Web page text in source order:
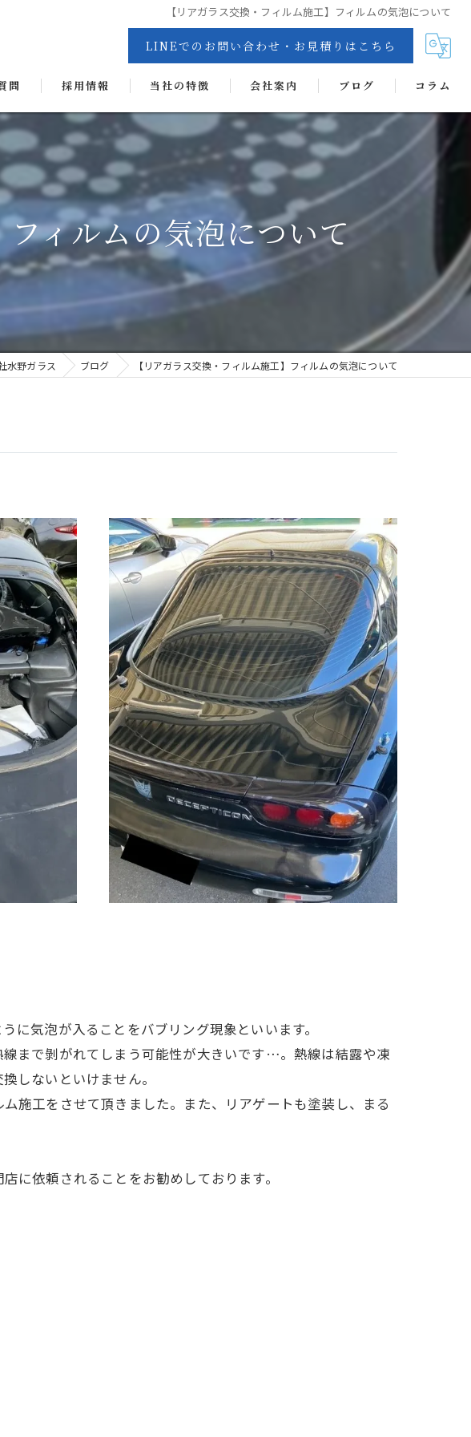
【リアガラス交換・フィルム施工】フィルムの気泡について
LINEでのお問い合わせ・お見積りはこちら
問 採用情報 当社の特徴
交換
リペア
カーフィルム
抗菌・抗ウイルス・消臭・防カビコーティング
ヘッドライトコート
会社案内 ブログ コラム
ィルムの気泡について
水野ガラス ブログ 【リアガラス交換・フィルム施工】フィルムの気泡について
に気泡が入ることをバブリング現象といいます。
まで剝がれてしまう可能性が大きいです…。熱線は結露や凍
しないといけません。
施工をさせて頂きました。また、リアゲートも塗装し、まる
に依頼されることをお勧めしております。